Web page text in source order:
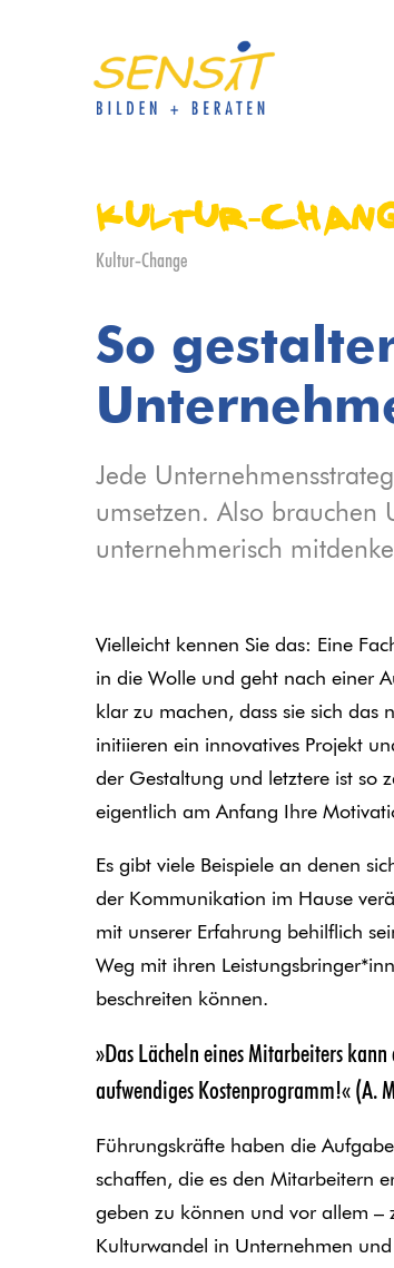
Kultur-
Kultur-Change
So
Jede
umsetzen. Also brauchen
unternehmerisch
Vielleicht kennen Sie das: Eine
in die Wolle und geht nach einer
klar zu machen, dass sie sich
initiieren ein innovatives Projekt
der Gestaltung und letztere ist so
eigentlich am Anfang Ihre
Es gibt viele Beispiele an denen
der Kommunikation im Hause
mit unserer Erfahrung behilflich
Weg mit ihren
beschreiten können.
»Das Lächeln eines Mitarbeiters
aufwendiges Kostenprogramm!« (A.
Führungskräfte haben die
schaffen, die es den Mitarbeitern
geben zu können und vor allem –
Kulturwandel in Unternehmen